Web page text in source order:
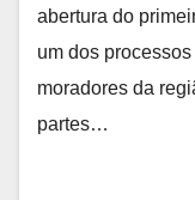
abertura do
um dos
moradores da
partes…